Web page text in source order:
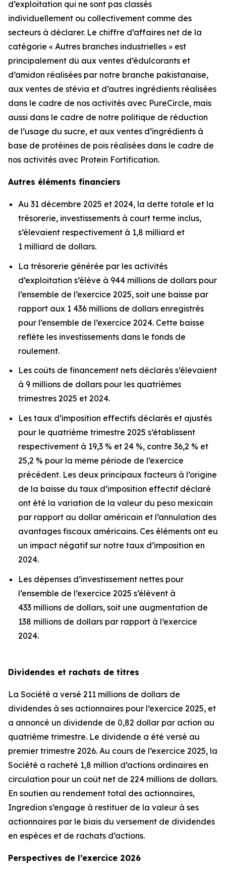
d’exploitation qui ne sont pas classés
individuellement ou collectivement comme des
secteurs à déclarer. Le chiffre d’affaires net de la
catégorie « Autres branches industrielles » est
principalement dû aux ventes d’édulcorants et
d’amidon réalisées par notre branche pakistanaise,
aux ventes de stévia et d’autres ingrédients réalisées
dans le cadre de nos activités avec PureCircle, mais
aussi dans le cadre de notre politique de réduction
de l’usage du sucre, et aux ventes d’ingrédients à
base de protéines de pois réalisées dans le cadre de
nos activités avec Protein Fortification.
Autres éléments financiers
Au 31 décembre 2025 et 2024, la dette totale et la
trésorerie, investissements à court terme inclus,
s’élevaient respectivement à 1,8 milliard et
1 milliard de dollars.
La trésorerie générée par les activités
d’exploitation s’élève à 944 millions de dollars pour
l’ensemble de l’exercice 2025, soit une baisse par
rapport aux 1 436 millions de dollars enregistrés
pour l’ensemble de l’exercice 2024. Cette baisse
reflète les investissements dans le fonds de
roulement.
Les coûts de financement nets déclarés s’élevaient
à 9 millions de dollars pour les quatrièmes
trimestres 2025 et 2024.
Les taux d’imposition effectifs déclarés et ajustés
pour le quatrième trimestre 2025 s’établissent
respectivement à 19,3 % et 24 %, contre 36,2 % et
25,2 % pour la même période de l’exercice
précédent. Les deux principaux facteurs à l’origine
de la baisse du taux d’imposition effectif déclaré
ont été la variation de la valeur du peso mexicain
par rapport au dollar américain et l’annulation des
avantages fiscaux américains. Ces éléments ont eu
un impact négatif sur notre taux d’imposition en
2024.
Les dépenses d’investissement nettes pour
l’ensemble de l’exercice 2025 s’élèvent à
433 millions de dollars, soit une augmentation de
138 millions de dollars par rapport à l’exercice
2024.
Dividendes et rachats de titres
La Société a versé 211 millions de dollars de
dividendes à ses actionnaires pour l’exercice 2025, et
a annoncé un dividende de 0,82 dollar par action au
quatrième trimestre. Le dividende a été versé au
premier trimestre 2026. Au cours de l’exercice 2025, la
Société a racheté 1,8 million d’actions ordinaires en
circulation pour un coût net de 224 millions de dollars.
En soutien au rendement total des actionnaires,
Ingredion s’engage à restituer de la valeur à ses
actionnaires par le biais du versement de dividendes
en espèces et de rachats d’actions.
Perspectives de l’exercice 2026